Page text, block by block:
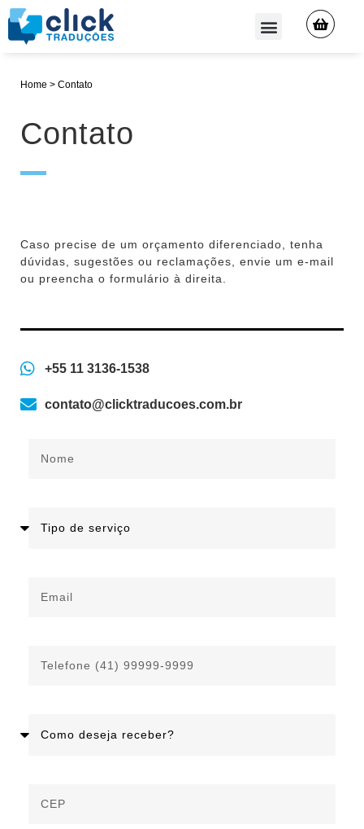
Home > Contato
Contato
Caso precise de um orçamento diferenciado, tenha
dúvidas, sugestões ou reclamações, envie um e-mail
ou preencha o formulário à direita.
+55 11 3136-1538
contato@clicktraducoes.com.br